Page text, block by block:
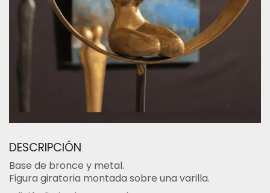
DESCRIPCIÓN
Base de bronce y metal.
Figura giratoria montada sobre una varilla.